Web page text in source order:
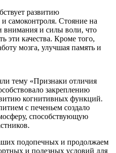
развитию
самоконтроля. Стояние на
внимания и силы воли, что
эти качества. Кроме того,
мозга, улучшая память и
тему «Признаки отличия
закреплению
когнитивных функций.
с печеньем создало
способствующую
подопечных и продолжаем
и полезных условий для